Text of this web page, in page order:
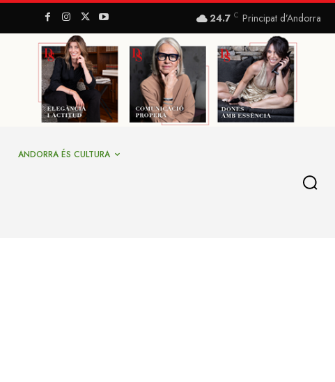
24.7 C Principat d’Andorra
ANDORRA ÉS CULTURA